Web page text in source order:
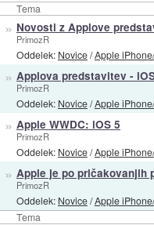
Tema
Tema
» Novosti z Applove
PrimozR
Oddelek: Novice/Apple
» Applova predstavitev -
PrimozR
Oddelek: Novice/Apple
» Apple WWDC: iOS 5
PrimozR
Oddelek: Novice/Apple
» Apple je po pričakovanjih
PrimozR
Oddelek: Novice/Apple